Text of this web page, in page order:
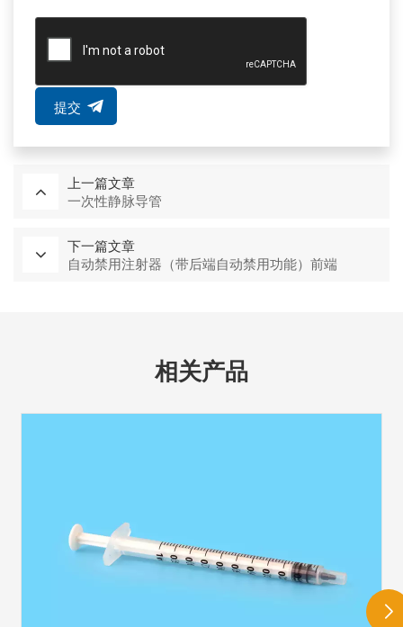
提交
上一篇文章
一次性静脉导管
下一篇文章
自动禁用注射器（带后端自动禁用功能）前端
相关产品